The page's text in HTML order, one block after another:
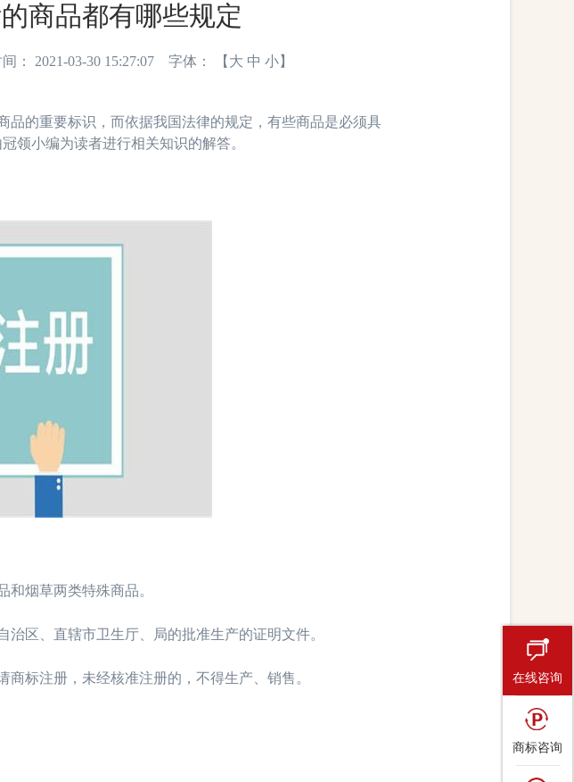
商品都有哪些规定
2021-03-30 15:27:07 字体： 【 大 中 小】
的重要标识，而依据我国法律的规定，有些商品是必须具
领小编为读者进行相关知识的解答。
烟草两类特殊商品。
区、直辖市卫生厅、局的批准生产的证明文件。
标注册，未经核准注册的，不得生产、销售。 在线咨询
商标咨询